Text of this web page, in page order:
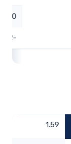
0
-0.22
1.59